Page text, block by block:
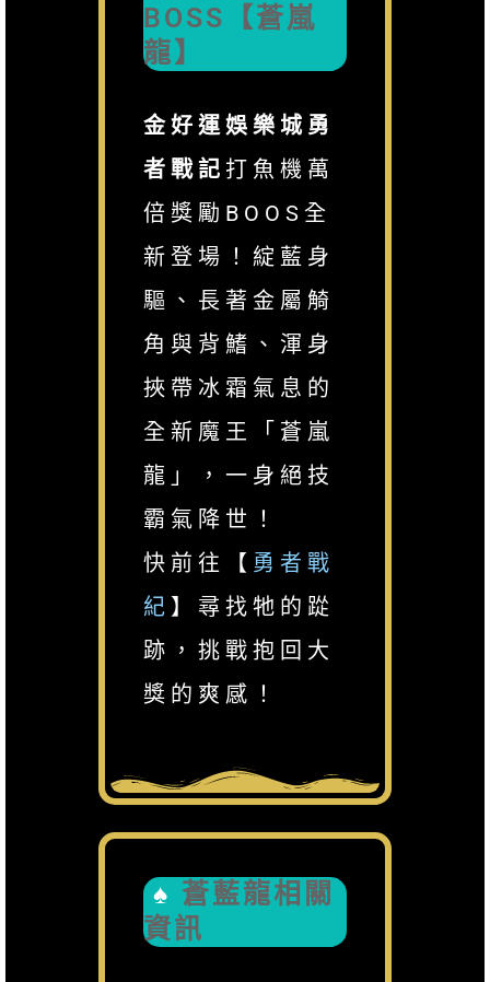
BOSS【蒼嵐
龍】
金好運娛樂城勇
者戰記 打魚機萬
倍獎勵BOOS全
新登場！綻藍身
驅、長著金屬觭
角與背鰭、渾身
挾帶冰霜氣息的
全新魔王「蒼嵐
龍」，一身絕技
霸氣降世！
快前往【 勇者戰
紀 】尋找牠的踨
跡，挑戰抱回大
獎的爽感！
蒼藍龍相關
資訊